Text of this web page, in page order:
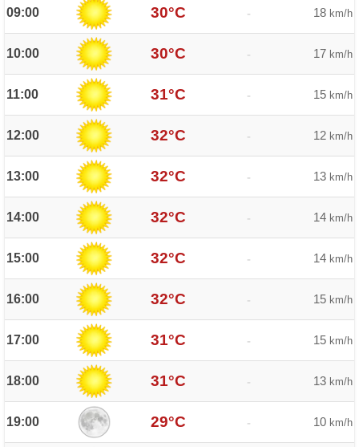
09:00 30°C - 18 km/h
10:00 30°C - 17 km/h
11:00 31°C - 15 km/h
12:00 32°C - 12 km/h
13:00 32°C - 13 km/h
14:00 32°C - 14 km/h
15:00 32°C - 14 km/h
16:00 32°C - 15 km/h
17:00 31°C - 15 km/h
18:00 31°C - 13 km/h
19:00 29°C - 10 km/h